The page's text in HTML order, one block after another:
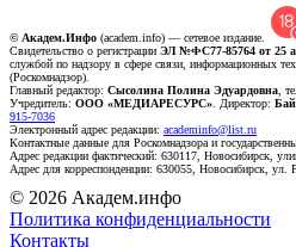
© Академ.Инфо (academ.info) — сетевое издание.
Свидетельство о регистрации ЭЛ №ФС77-85764 от 25
службой по надзору в сфере связи, информационных
(Роскомнадзор).
Главный редактор: Сысолина Полина Эдуардовна ,
Учредитель: ООО «МЕДИАРЕСУРС» . Директор:
915-7036
Электронный адрес редакции: academinfo@list.ru
Контактные данные для Роскомнадзора и
Адрес редакции фактический: 630117, Новосибирск,
Адрес для корреспонденции: 630055, Новосибирск, ул.
© 2026 Академ.инфо
Политика конфиденциальности
Контакты